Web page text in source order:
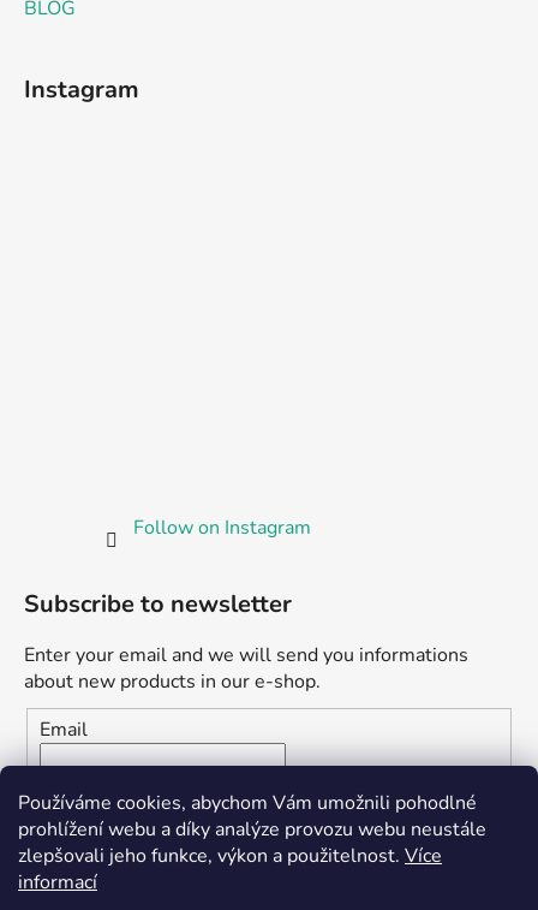
Používáme cookies, abychom Vám umožnili pohodlné
prohlížení webu a díky analýze provozu webu neustále
zlepšovali jeho funkce, výkon a použitelnost. Více
informací
BLOG
Instagram
Follow on Instagram
Subscribe to newsletter
Enter your email and we will send you informations
about new products in our e-shop.
Email
Vložením e-mailu souhlasíte s
podmínkami ochrany
osobních údajů
SUBSCRIBE